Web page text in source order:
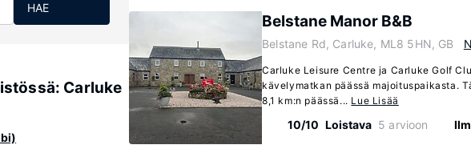
HAE
Carluke
Belstane Manor B&B
Belstane Rd, Carluke, ML8 5HN, GB
Carluke Leisure Centre ja Carluke Golf
kävelymatkan päässä majoituspaikasta.
8,1 km:n päässä... Lue Lisää
10/10 Loistava 5 arvioon